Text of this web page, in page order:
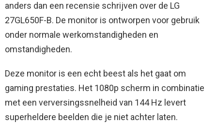
anders dan een recensie schrijven over de LG
27GL650F-B. De monitor is ontworpen voor gebruik
onder normale werkomstandigheden en
omstandigheden.
Deze monitor is een echt beest als het gaat om
gaming prestaties. Het 1080p scherm in combinatie
met een verversingssnelheid van 144 Hz levert
superheldere beelden die je niet achter laten.